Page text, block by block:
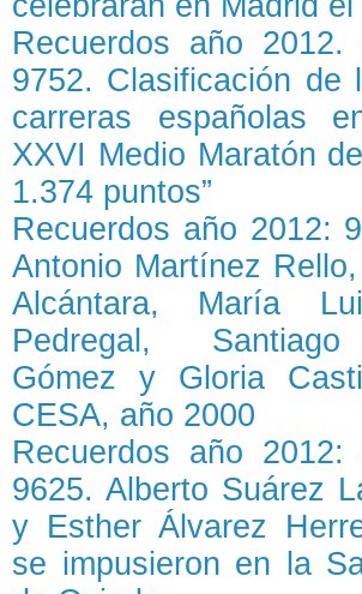
Recuerdos año 2012.
9752. Clasificación de
carreras españolas
XXVI Medio Maratón
1.374 puntos”
Recuerdos año 2012:
Antonio Martínez
Alcántara, María
Pedregal,
Gómez y Gloria
CESA, año 2000
Recuerdos año 2012:
9625. Alberto Suárez
y Esther Álvarez
se impusieron en la